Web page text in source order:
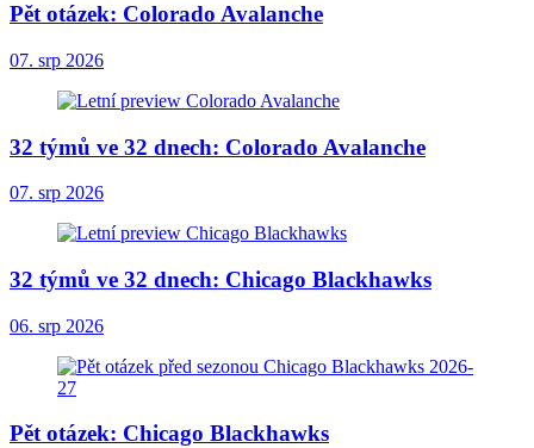
Pět otázek: Colorado Avalanche
07. srp 2026
32 týmů ve 32 dnech: Colorado Avalanche
07. srp 2026
32 týmů ve 32 dnech: Chicago Blackhawks
06. srp 2026
Pět otázek: Chicago Blackhawks